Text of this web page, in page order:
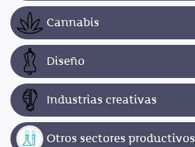
Cannabis
Diseño
Industrias creativas
Otros sectores productivos